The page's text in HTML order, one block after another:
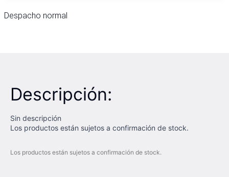
Despacho normal
Descripción:
Sin descripción
Los productos están sujetos a confirmación de stock.
Los productos están sujetos a confirmación de stock.